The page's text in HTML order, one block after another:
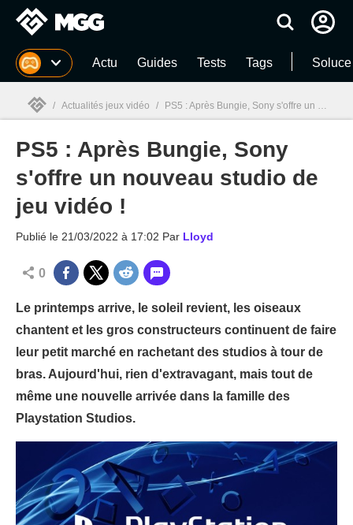
MGG Actu Guides Tests Tags
MGG
/ Actualités jeux vidéo / PS5 : Après Bungie, Sony s'offre un nouveau studio de jeu vidéo !
PS5 : Après Bungie, Sony
s'offre un nouveau studio de
jeu vidéo !
Publié le 21/03/2022 à 17:02 Par Lloyd
0
Le printemps arrive, le soleil revient, les oiseaux
chantent et les gros constructeurs continuent de faire
leur petit marché en rachetant des studios à tour de
bras. Aujourd'hui, rien d'extravagant, mais tout de
même une nouvelle arrivée dans la famille des
Playstation Studios.